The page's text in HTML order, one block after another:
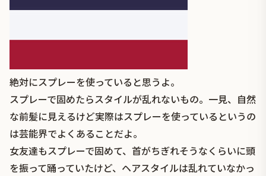
絶対にスプレーを使っていると思うよ。
スプレーで固めたらスタイルが乱れないもの。一見、自然
な前髪に見えるけど実際はスプレーを使っているというの
は芸能界でよくあることだよ。
女友達もスプレーで固めて、首がちぎれそうなくらいに頭
を振って踊っていたけど、ヘアスタイルは乱れていなかっ